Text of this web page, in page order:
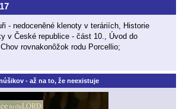
- nedoceněné klenoty v teráriích, Historie
v České republice - část 10., Úvod do
rovnakonôžok rodu Porcellio;
- až na to, že neexistuje